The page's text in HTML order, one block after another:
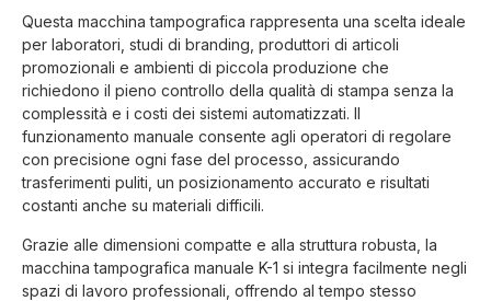
Questa macchina tampografica rappresenta una scelta ideale
per laboratori, studi di branding, produttori di articoli
promozionali e ambienti di piccola produzione che
richiedono il pieno controllo della qualità di stampa senza la
complessità e i costi dei sistemi automatizzati. Il
funzionamento manuale consente agli operatori di regolare
con precisione ogni fase del processo, assicurando
trasferimenti puliti, un posizionamento accurato e risultati
costanti anche su materiali difficili.
Grazie alle dimensioni compatte e alla struttura robusta, la
macchina tampografica manuale K-1 si integra facilmente negli
spazi di lavoro professionali, offrendo al tempo stesso